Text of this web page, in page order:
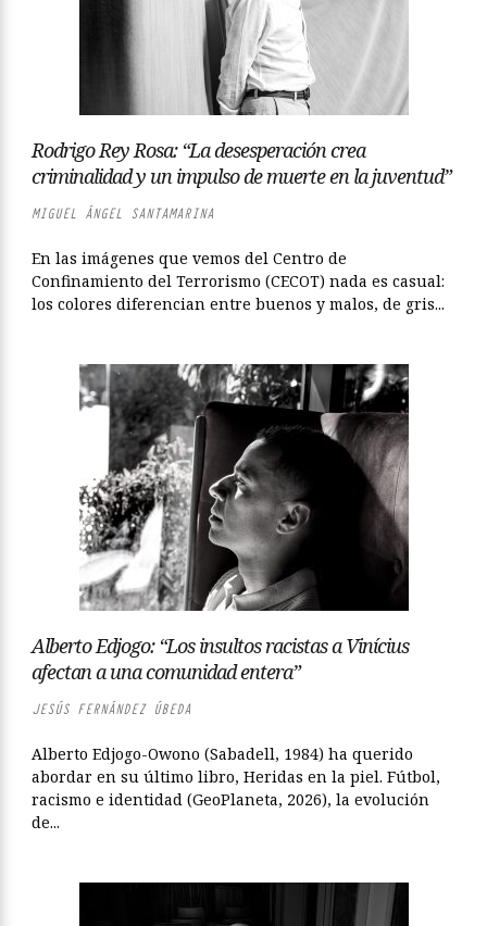
Rodrigo Rey Rosa: “La desesperación crea
criminalidad y un impulso de muerte en la juventud”
MIGUEL ÁNGEL SANTAMARINA
En las imágenes que vemos del Centro de
Confinamiento del Terrorismo (CECOT) nada es casual:
los colores diferencian entre buenos y malos, de gris...
Alberto Edjogo: “Los insultos racistas a Vinícius
afectan a una comunidad entera”
JESÚS FERNÁNDEZ ÚBEDA
Alberto Edjogo-Owono (Sabadell, 1984) ha querido
abordar en su último libro, Heridas en la piel. Fútbol,
racismo e identidad (GeoPlaneta, 2026), la evolución
de...